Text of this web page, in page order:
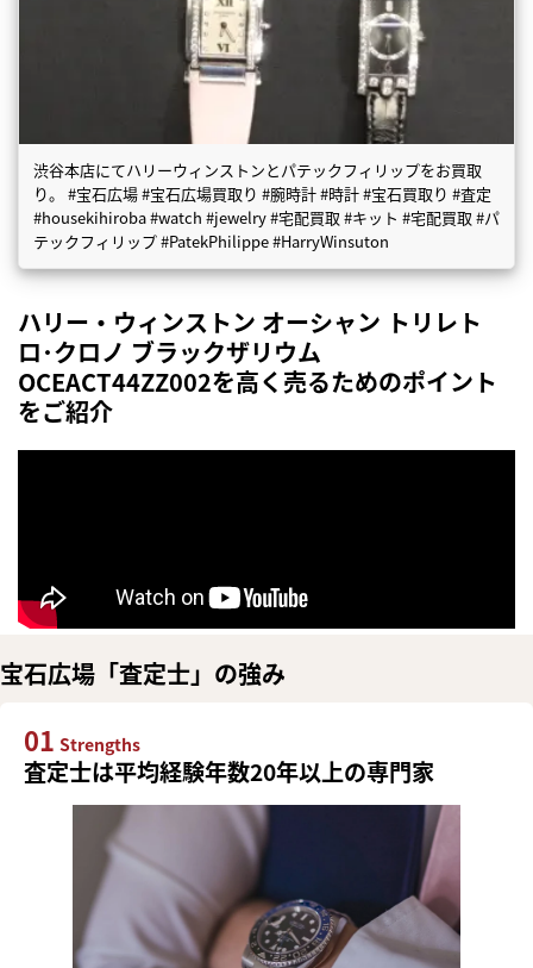
渋谷本店にてハリーウィンストンとパテックフィリップをお買取
り。 #宝石広場 #宝石広場買取り #腕時計 #時計 #宝石買取り #査定
#housekihiroba #watch #jewelry #宅配買取 #キット #宅配買取 #パ
テックフィリップ #PatekPhilippe #HarryWinsuton
ハリー・ウィンストン オーシャン トリレト
ロ･クロノ ブラックザリウム
OCEACT44ZZ002を高く売るためのポイント
をご紹介
宝石広場「査定士」の強み
01 Strengths
査定士は平均経験年数20年以上の専門家